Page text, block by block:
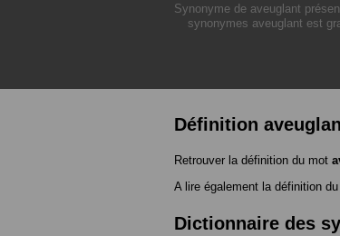
Synonyme de aveuglant
synonymes aveuglant est
Définition
Retrouver la définition du mot
A lire également la définition
Dictionnaire des